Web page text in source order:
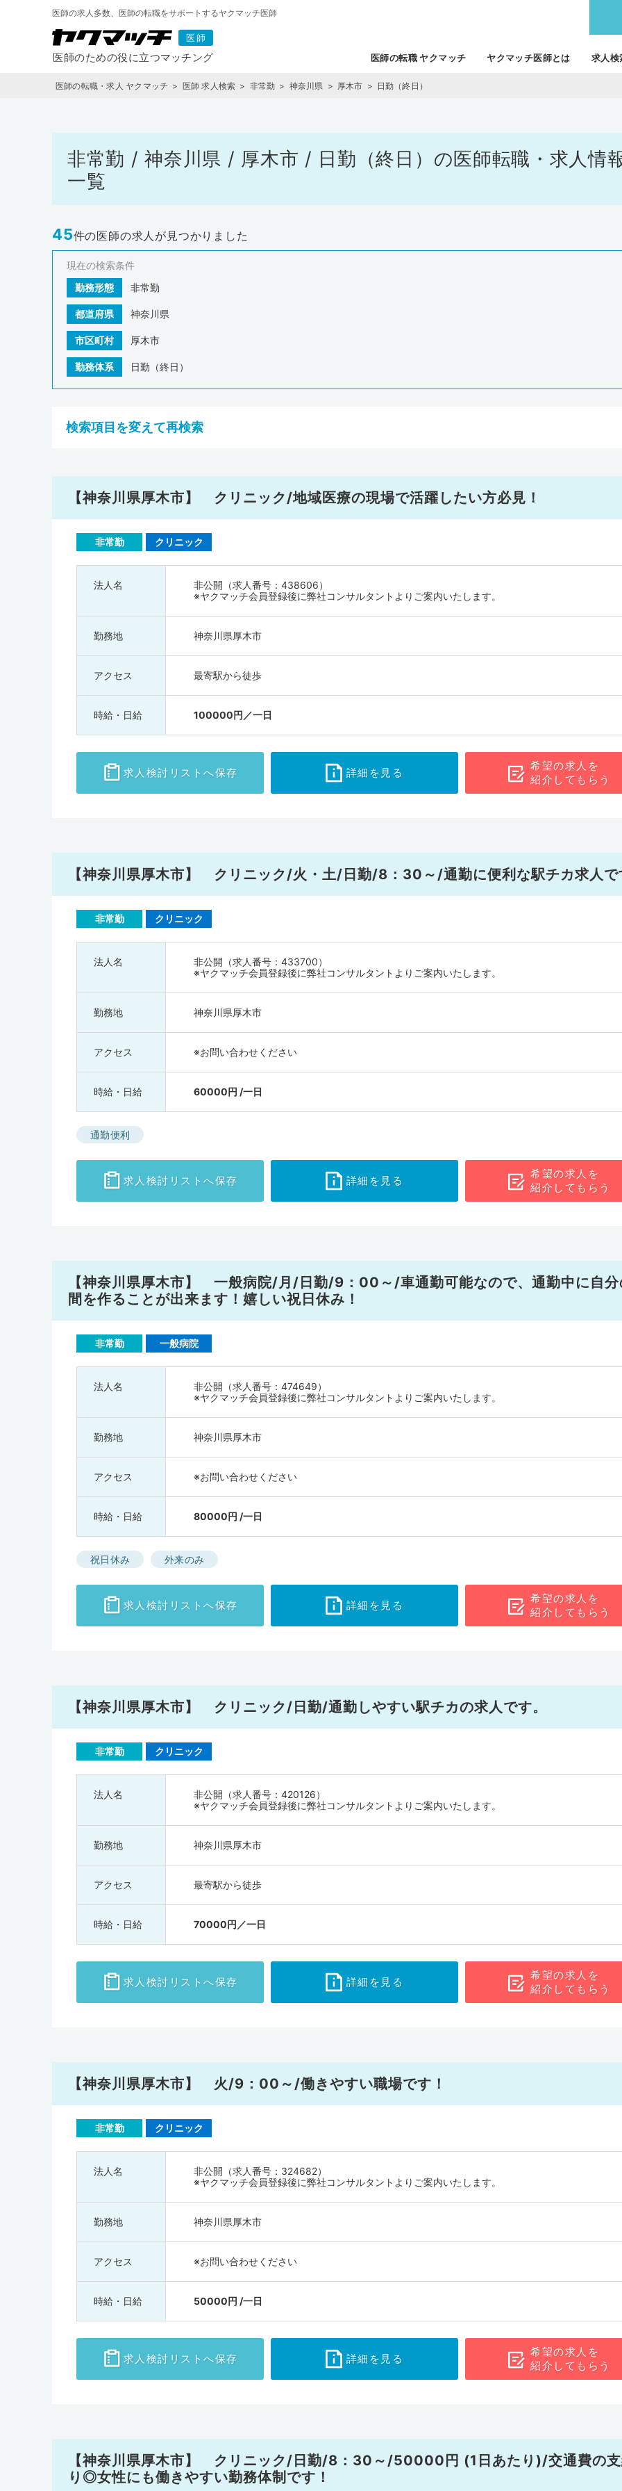
医師の求人多数、医師の転職をサポートするヤクマッチ医師
医師の転職 ヤクマッチ ヤクマッチ医師とは 求人検
医師の転職・求人 ヤクマッチ 医師 求人検索 非常勤 神奈川県 厚木市 日勤（終日）
非常勤 / 神奈川県 / 厚木市 / 日勤（終日）の医師転職・求人情
一覧
45件の医師の求人が見つかりました
現在の検索条件
勤務形態
非常勤
都道府県 神奈川県
市区町村 厚木市
勤務体系 日勤（終日）
検索項目を変えて再検索
【神奈川県厚木市】 クリニック/地域医療の現場で活躍したい方必見！
非常勤 クリニック
法人名
非公開（求人番号：438606）
※ヤクマッチ会員登録後に弊社コンサルタントよりご案内いたします。
勤務地 神奈川県厚木市
アクセス 最寄駅から徒歩
時給・日給 100000円／一日
求人検討 リストへ保存 詳細を見る
希望の求人を
紹介してもらう
【神奈川県厚木市】 クリニック/火・土/日勤/8：30～/通勤に便利な駅チカ求人
非常勤 クリニック
法人名
非公開（求人番号：433700）
※ヤクマッチ会員登録後に弊社コンサルタントよりご案内いたします。
勤務地 神奈川県厚木市
アクセス ※お問い合わせください
時給・日給 60000円 /一日
通勤便利
求人検討 リストへ保存 詳細を見る
希望の求人を
紹介してもらう
【神奈川県厚木市】 一般病院/月/日勤/9：00～/車通勤可能なので、通勤中に自分
間を作ることが出来ます！嬉しい祝日休み！
非常勤 一般病院
法人名
非公開（求人番号：474649）
※ヤクマッチ会員登録後に弊社コンサルタントよりご案内いたします。
勤務地 神奈川県厚木市
アクセス ※お問い合わせください
時給・日給 80000円 /一日
祝日休み 外来のみ
求人検討 リストへ保存 詳細を見る
希望の求人を
紹介してもらう
【神奈川県厚木市】 クリニック/日勤/通勤しやすい駅チカの求人です。
非常勤 クリニック
法人名
非公開（求人番号：420126）
※ヤクマッチ会員登録後に弊社コンサルタントよりご案内いたします。
勤務地 神奈川県厚木市
アクセス 最寄駅から徒歩
時給・日給 70000円／一日
求人検討 リストへ保存 詳細を見る
希望の求人を
紹介してもらう
【神奈川県厚木市】 火/9：00～/働きやすい職場です！
非常勤 クリニック
法人名
非公開（求人番号：324682）
※ヤクマッチ会員登録後に弊社コンサルタントよりご案内いたします。
勤務地 神奈川県厚木市
アクセス ※お問い合わせください
時給・日給 50000円 /一日
求人検討 リストへ保存 詳細を見る
希望の求人を
紹介してもらう
【神奈川県厚木市】 クリニック/日勤/8：30～/50000円 (1日あたり)/交通費の
り◎女性にも働きやすい勤務体制です！